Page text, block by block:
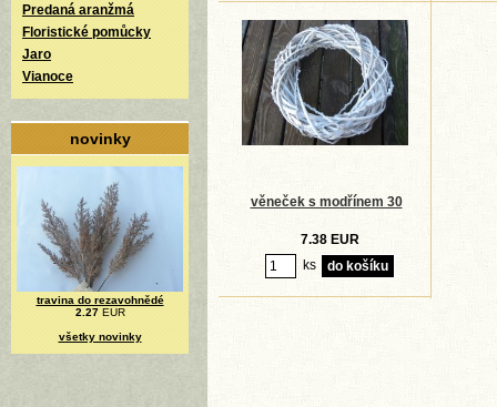
Predaná aranžmá
Floristické pomůcky
Jaro
Vianoce
novinky
travina do rezavohnědé
2.27EUR
všetky novinky
věneček s modřínem 30
7.38 EUR
ks